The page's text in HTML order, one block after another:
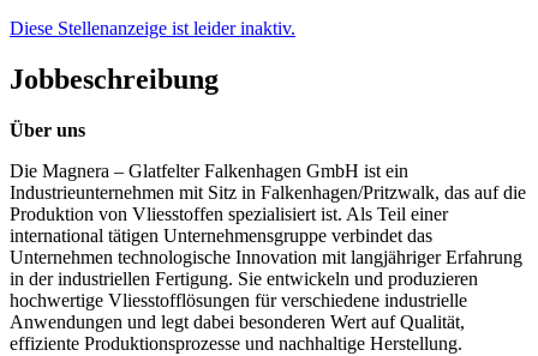
Diese Stellenanzeige ist leider inaktiv.
Jobbeschreibung
Über uns
Die Magnera – Glatfelter Falkenhagen GmbH ist ein
Industrieunternehmen mit Sitz in Falkenhagen/Pritzwalk, das auf die
Produktion von Vliesstoffen spezialisiert ist. Als Teil einer
international tätigen Unternehmensgruppe verbindet das
Unternehmen technologische Innovation mit langjähriger Erfahrung
in der industriellen Fertigung. Sie entwickeln und produzieren
hochwertige Vliesstofflösungen für verschiedene industrielle
Anwendungen und legt dabei besonderen Wert auf Qualität,
effiziente Produktionsprozesse und nachhaltige Herstellung.